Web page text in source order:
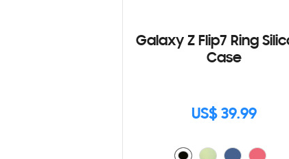
Galaxy Z Flip7 Ring
Case
US$ 39.99